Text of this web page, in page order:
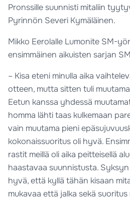
Pronssille suunnisti mitaliin
Pyrinnön Severi Kymäläinen.
Mikko Eerolalle Lumonite SM-
ensimmäinen aikuisten sarjan
– Kisa eteni minulla aika
otteen, mutta sitten tuli
Eetun kanssa yhdessä
homma lähti taas kulkemaan
vain muutama pieni
kokonaissuoritus oli hyvä.
rastit meillä oli aika peitteisellä
haastavaa suunnistusta.
hyvä, että kyllä tähän kisaan
mukavaa että jalka sekä